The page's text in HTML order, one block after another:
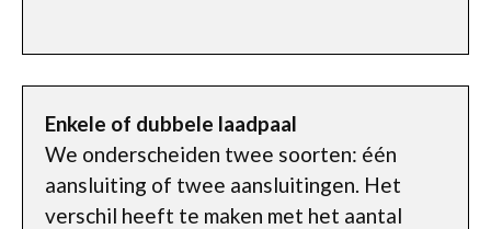
Enkele of dubbele laadpaal
We onderscheiden twee soorten: één
aansluiting of twee aansluitingen. Het
verschil heeft te maken met het aantal